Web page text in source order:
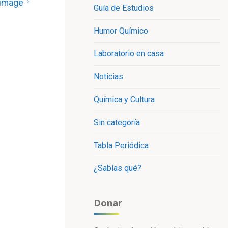
Guía de Estudios
Humor Químico
Laboratorio en casa
Noticias
Química y Cultura
Sin categoría
Tabla Periódica
¿Sabías qué?
Donar